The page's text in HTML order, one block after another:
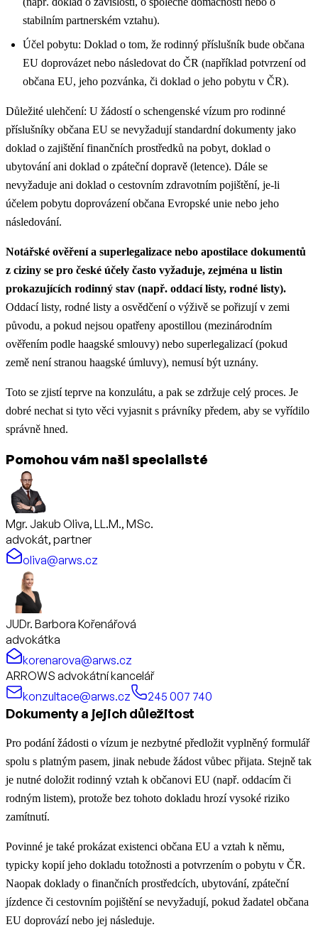
stabilním partnerském vztahu).
Účel pobytu: Doklad o tom, že rodinný příslušník bude občana
EU doprovázet nebo následovat do ČR (například potvrzení od
občana EU, jeho pozvánka, či doklad o jeho pobytu v ČR).
Důležité ulehčení: U žádostí o schengenské vízum pro rodinné
příslušníky občana EU se nevyžadují standardní dokumenty jako
doklad o zajištění finančních prostředků na pobyt, doklad o
ubytování ani doklad o zpáteční dopravě (letence). Dále se
nevyžaduje ani doklad o cestovním zdravotním pojištění, je-li
účelem pobytu doprovázení občana Evropské unie nebo jeho
následování.
Notářské ověření a superlegalizace nebo apostilace dokumentů
z ciziny se pro české účely často vyžaduje, zejména u listin
prokazujících rodinný stav (např. oddací listy, rodné listy).
Oddací listy, rodné listy a osvědčení o výživě se pořizují v zemi
původu, a pokud nejsou opatřeny apostillou (mezinárodním
ověřením podle haagské smlouvy) nebo superlegalizací (pokud
země není stranou haagské úmluvy), nemusí být uznány.
Toto se zjistí teprve na konzulátu, a pak se zdržuje celý proces. Je
dobré nechat si tyto věci vyjasnit s právníky předem, aby se vyřídilo
správně hned.
Pomohou vám naši specialisté
Mgr. Jakub Oliva, LL.M., MSc.
advokát, partner
oliva@arws.cz
JUDr. Barbora Kořenářová
advokátka
korenarova@arws.cz
ARROWS advokátní kancelář
konzultace@arws.cz
245 007 740
Dokumenty a jejich důležitost
Pro podání žádosti o vízum je nezbytné předložit vyplněný formulář
spolu s platným pasem, jinak nebude žádost vůbec přijata. Stejně tak
je nutné doložit rodinný vztah k občanovi EU (např. oddacím či
rodným listem), protože bez tohoto dokladu hrozí vysoké riziko
zamítnutí.
Povinné je také prokázat existenci občana EU a vztah k němu,
typicky kopií jeho dokladu totožnosti a potvrzením o pobytu v ČR.
Naopak doklady o finančních prostředcích, ubytování, zpáteční
jízdence či cestovním pojištění se nevyžadují, pokud žadatel občana
EU doprovází nebo jej následuje.